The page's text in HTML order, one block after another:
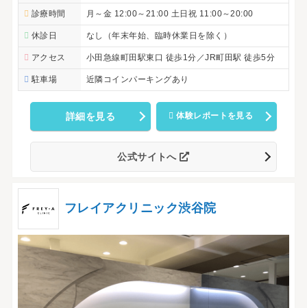
診療時間 月～金 12:00～21:00 土日祝 11:00～20:00
休診日 なし（年末年始、臨時休業日を除く）
アクセス 小田急線町田駅東口 徒歩1分／JR町田駅 徒歩5分
駐車場 近隣コインパーキングあり
詳細を見る 体験レポートを見る
公式サイトへ
フレイアクリニック渋谷院